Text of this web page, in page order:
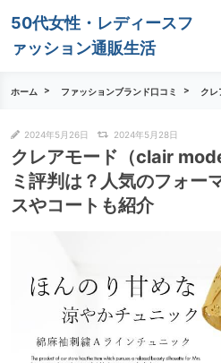
50代女性・レディースフ
ァッション通販生活
ホーム ファッションブランド口コミ ク
2024年5月26日 2024年5月28日
クレアモード（clair
ミ評判は？人気のフォー
スやコートも紹介